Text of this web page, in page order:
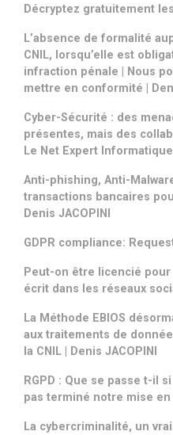
Décryptez gratuitement
L’absence de formalité
CNIL, lorsqu’elle est
infraction pénale | Nous
mettre en conformité |
Cyber-Sécurité : des
présentes, mais des
Le Net Expert Informatique
Anti-phishing, Anti-
transactions bancaires
Denis JACOPINI
GDPR compliance:
Peut-on être licencié pour
écrit dans les réseaux
La Méthode EBIOS
aux traitements de
la CNIL | Denis JACOPINI
RGPD : Que se passe t-il
pas terminé notre mise
La cybercriminalité, un